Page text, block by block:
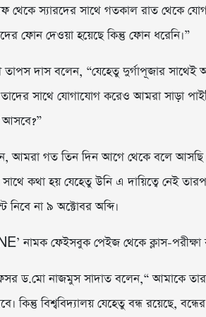
থেকে স্যারদের সাথে গতকাল রাত থেকে
ফোন দেওয়া হয়েছে কিন্তু ফোন ধরেনি।”
তাপস দাস বলেন, “যেহেতু দুর্গাপূজার সাথেই
সাথে যোগাযোগ করেও আমরা সাড়া
আসবে?”
আমরা গত তিন দিন আগে থেকে বলে আসছি
কথা হয় যেহেতু উনি এ দায়িত্বে নেই
নিবে না ৯ অক্টোবর অব্দি।
নামক ফেইসবুক পেইজ থেকে ক্লাস-পরীক্ষা
ড.মো নাজমুস সাদাত বলেন,“ আমাকে
কিন্তু বিশ্ববিদ্যালয় যেহেতু বন্ধ রয়েছে,